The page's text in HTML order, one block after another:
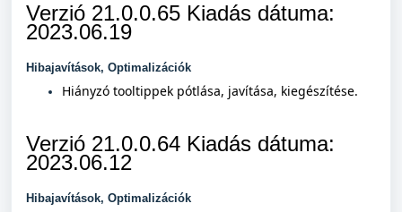
Verzió 21.0.0.65 Kiadás dátuma:
2023.06.19
Hibajavítások, Optimalizációk
Hiányzó tooltippek pótlása, javítása, kiegészítése.
Verzió 21.0.0.64 Kiadás dátuma:
2023.06.12
Hibajavítások, Optimalizációk